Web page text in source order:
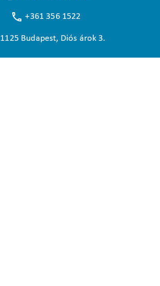
+361 356 1522
1125 Budapest, Diós árok 3.